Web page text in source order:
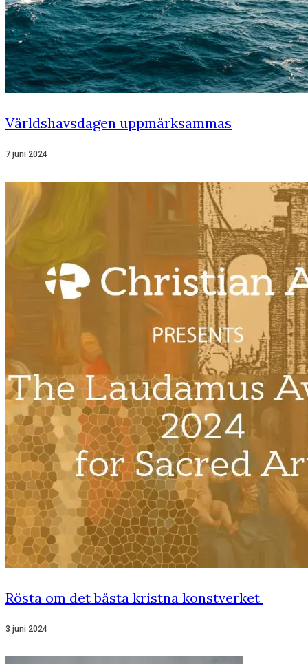
Världshavsdagen uppmärksammas
7 juni 2024
Rösta om det bästa kristna konstverket
3 juni 2024